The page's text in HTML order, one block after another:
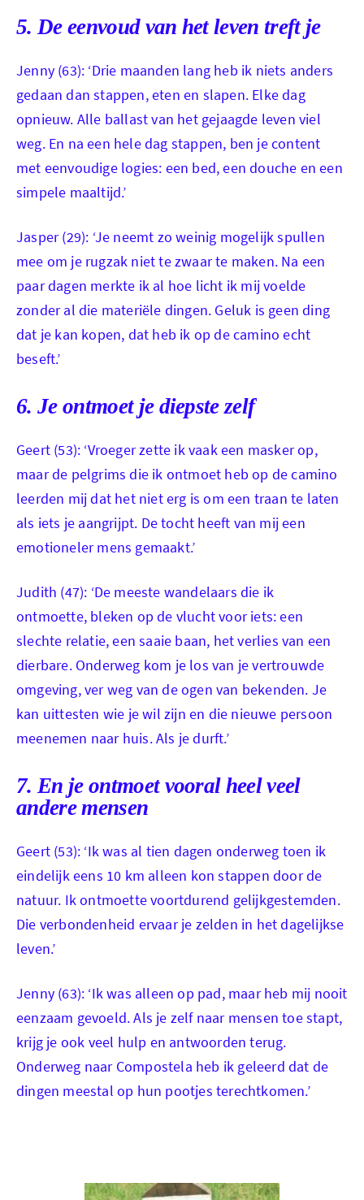
Jenny met
5. De eenvoud van het leven treft je
Jenny (63): ‘Drie maanden lang heb ik niets anders
gedaan dan stappen, eten en slapen. Elke dag
opnieuw. Alle ballast van het gejaagde leven viel
weg. En na een hele dag stappen, ben je content
met eenvoudige logies: een bed, een douche en een
simpele maaltijd.’
Jasper (29): ‘Je neemt zo weinig mogelijk spullen
mee om je rugzak niet te zwaar te maken. Na een
paar dagen merkte ik al hoe licht ik mij voelde
zonder al die materiële dingen. Geluk is geen ding
dat je kan kopen, dat heb ik op de camino echt
beseft.’
Geert op weg
6. Je ontmoet je diepste zelf
Geert (53): ‘Vroeger zette ik vaak een masker op,
maar de pelgrims die ik ontmoet heb op de camino
leerden mij dat het niet erg is om een traan te laten
als iets je aangrijpt. De tocht heeft van mij een
emotioneler mens gemaakt.’
Judith (47): ‘De meeste wandelaars die ik
ontmoette, bleken op de vlucht voor iets: een
slechte relatie, een saaie baan, het verlies van een
dierbare. Onderweg kom je los van je vertrouwde
omgeving, ver weg van de ogen van bekenden. Je
kan uittesten wie je wil zijn en die nieuwe persoon
meenemen naar huis. Als je durft.’
Anouk en Jasper
7. En je ontmoet vooral heel veel
andere mensen
Geert (53): ‘Ik was al tien dagen onderweg toen ik
eindelijk eens 10 km alleen kon stappen door de
natuur. Ik ontmoette voortdurend gelijkgestemden.
Die verbondenheid ervaar je zelden in het dagelijkse
leven.’
Jenny (63): ‘Ik was alleen op pad, maar heb mij nooit
eenzaam gevoeld. Als je zelf naar mensen toe stapt,
krijg je ook veel hulp en antwoorden terug.
Onderweg naar Compostela heb ik geleerd dat de
dingen meestal op hun pootjes terechtkomen.’